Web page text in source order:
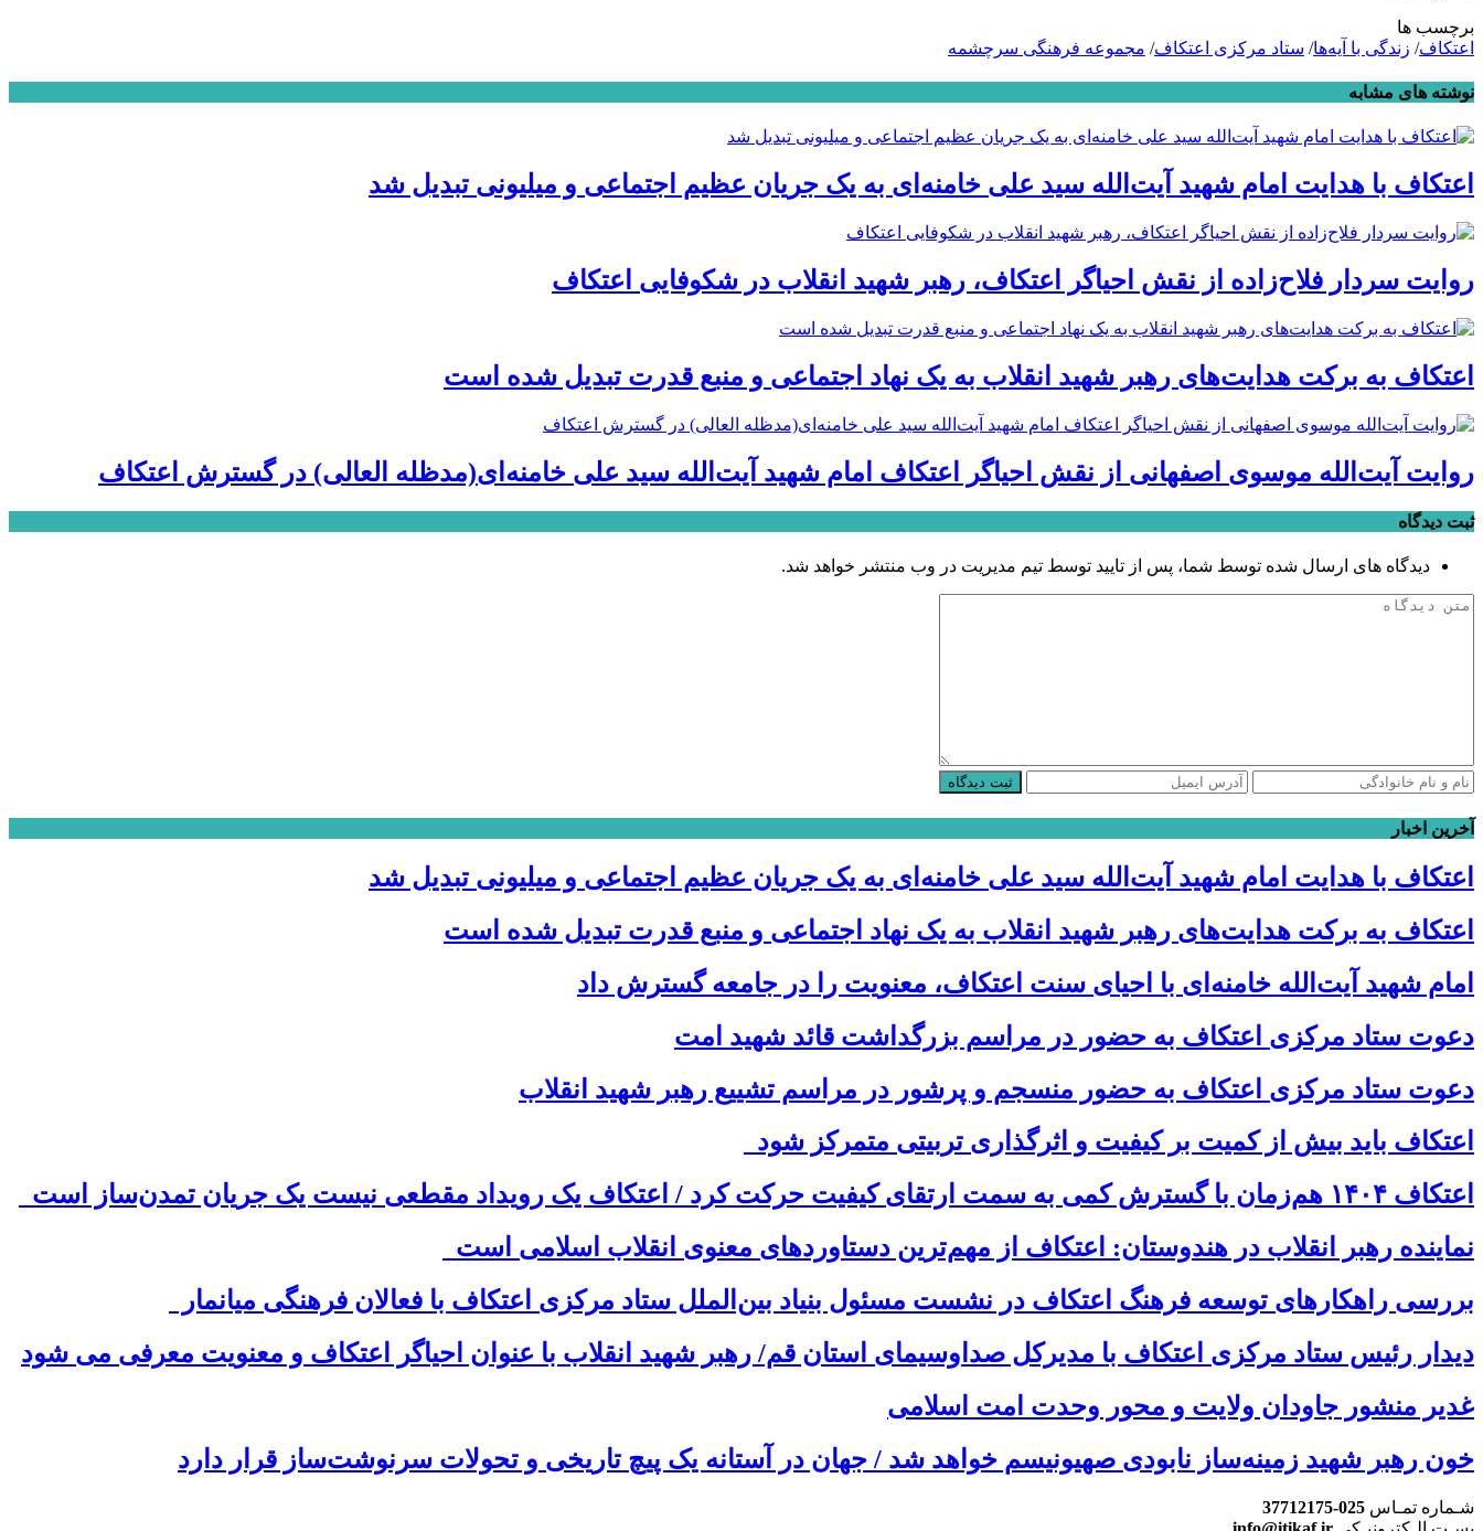
برچسب ها
اعتکاف/ زندگی با آیه‌ها/ ستاد مرکزی اعتکاف/ مجموعه فرهنگی سرچشمه
نوشته های مشابه
اعتکاف با هدایت امام شهید آیت‌الله سید علی خامنه‌ای به یک جریان عظیم اجتماعی و میلیونی تبدیل شد
روایت سردار فلاح‌زاده از نقش احیاگر اعتکاف، رهبر شهید انقلاب در شکوفایی اعتکاف
اعتکاف به برکت هدایت‌های رهبر شهید انقلاب به یک نهاد اجتماعی و منبع قدرت تبدیل شده است
روایت آیت‌الله موسوی اصفهانی از نقش احیاگر اعتکاف امام شهید آیت‌الله سید علی خامنه‌ای(مدظله العالی) در گسترش اعتکاف
ثبت دیدگاه
دیدگاه های ارسال شده توسط شما، پس از تایید توسط تیم مدیریت در وب منتشر خواهد شد.
ثبت دیدگاه
آخرین اخبار
اعتکاف با هدایت امام شهید آیت‌الله سید علی خامنه‌ای به یک جریان عظیم اجتماعی و میلیونی تبدیل شد
اعتکاف به برکت هدایت‌های رهبر شهید انقلاب به یک نهاد اجتماعی و منبع قدرت تبدیل شده است
امام شهید آیت‌الله خامنه‌ای با احیای سنت اعتکاف، معنویت را در جامعه گسترش داد
دعوت ستاد مرکزی اعتکاف به حضور در مراسم بزرگداشت قائد شهید امت
دعوت ستاد مرکزی اعتکاف به حضور منسجم و پرشور در مراسم تشییع رهبر شهید انقلاب
اعتکاف باید بیش از کمیت بر کیفیت و اثرگذاری تربیتی متمرکز شود
اعتکاف ۱۴۰۴ هم‌زمان با گسترش کمی به سمت ارتقای کیفیت حرکت کرد / اعتکاف یک رویداد مقطعی نیست یک جریان تمدن‌ساز است
نماینده رهبر انقلاب در هندوستان: اعتکاف از مهم‌ترین دستاوردهای معنوی انقلاب اسلامی است
بررسی راهکارهای توسعه فرهنگ اعتکاف در نشست مسئول بنیاد بین‌الملل ستاد مرکزی اعتکاف با فعالان فرهنگی میانمار
دیدار رئیس ستاد مرکزی اعتکاف با مدیرکل صداوسیمای استان قم/ رهبر شهید انقلاب با عنوان احیاگر اعتکاف و معنویت معرفی می شود
غدیر منشور جاودان ولایت و محور وحدت امت اسلامی
خون رهبر شهید زمینه‌ساز نابودی صهیونیسم خواهد شد / جهان در آستانه یک پیچ تاریخی و تحولات سرنوشت‌ساز قرار دارد
شـماره تمـاس 025-37712175